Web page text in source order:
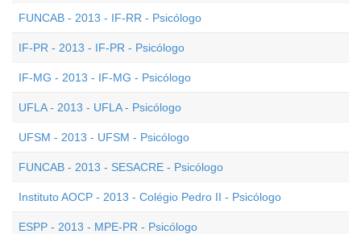
FUNCAB - 2013 - IF-RR - Psicólogo
IF-PR - 2013 - IF-PR - Psicólogo
IF-MG - 2013 - IF-MG - Psicólogo
UFLA - 2013 - UFLA - Psicólogo
UFSM - 2013 - UFSM - Psicólogo
FUNCAB - 2013 - SESACRE - Psicólogo
Instituto AOCP - 2013 - Colégio Pedro II - Psicólogo
ESPP - 2013 - MPE-PR - Psicólogo